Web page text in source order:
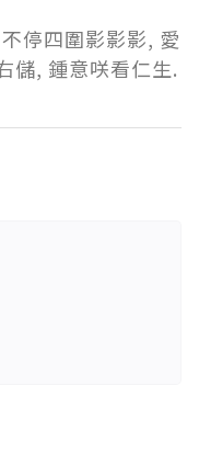
停四圍影影影, 愛
儲, 鍾意咲看仁生.